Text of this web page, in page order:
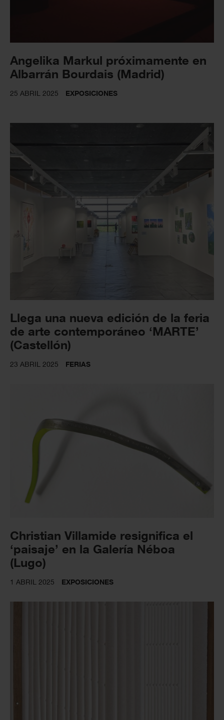
Angelika Markul próximamente en
Albarrán Bourdais (Madrid)
25 ABRIL 2025 EXPOSICIONES
Llega una nueva edición de la feria
de arte contemporáneo ‘MARTE’
(Castellón)
23 ABRIL 2025 FERIAS
Christian Villamide resignifica el
‘paisaje’ en la Galería Néboa
(Lugo)
1 ABRIL 2025 EXPOSICIONES